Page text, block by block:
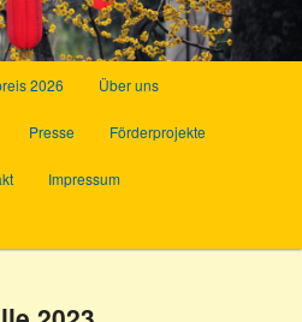
2026 Über uns
Presse Förderprojekte
Impressum